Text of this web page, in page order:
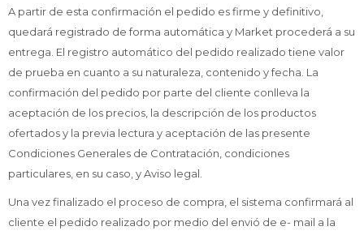
A partir de esta confirmación el pedido es firme y definitivo,
quedará registrado de forma automática y Market procederá a su
entrega. El registro automático del pedido realizado tiene valor
de prueba en cuanto a su naturaleza, contenido y fecha. La
confirmación del pedido por parte del cliente conlleva la
aceptación de los precios, la descripción de los productos
ofertados y la previa lectura y aceptación de las presente
Condiciones Generales de Contratación, condiciones
particulares, en su caso, y Aviso legal.
Una vez finalizado el proceso de compra, el sistema confirmará al
cliente el pedido realizado por medio del envió de e- mail a la
tarjeta de crédito
Celular
Fecha de nacimiento
Día Mes Año
¡Tenés hasta
para comprar en las cuotas que
prefieras!
Elegí tus productos preferidos
Elegís Pago Después como metodo de pago
* sujeto a aprobación crediticia. El monto disponible
puede variar por comercio
Parece que no tenes oferta, lamentamos
el inconveniente, por cualquier duda
contactanos en
preguntas@pagodespues.com.uy
¡Algo salió mal!
Por favor intenta nuevamente mas tarde.